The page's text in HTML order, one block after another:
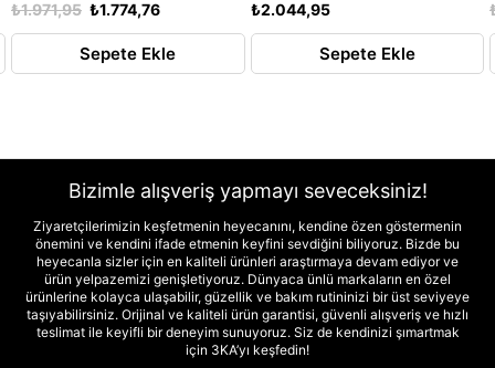
₺1.774,76
₺1.971,95
Sepete Ekle
₺2.044,95
Sepete Ekle
Bizimle alışveriş yapmayı seveceksiniz!
Ziyaretçilerimizin keşfetmenin heyecanını, kendine özen göstermenin
önemini ve kendini ifade etmenin keyfini sevdiğini biliyoruz. Bizde bu
heyecanla sizler için en kaliteli ürünleri araştırmaya devam ediyor ve
ürün yelpazemizi genişletiyoruz. Dünyaca ünlü markaların en özel
ürünlerine kolayca ulaşabilir, güzellik ve bakım rutininizi bir üst seviyeye
taşıyabilirsiniz. Orijinal ve kaliteli ürün garantisi, güvenli alışveriş ve hızlı
teslimat ile keyifli bir deneyim sunuyoruz. Siz de kendinizi şımartmak
için 3KA’yı keşfedin!